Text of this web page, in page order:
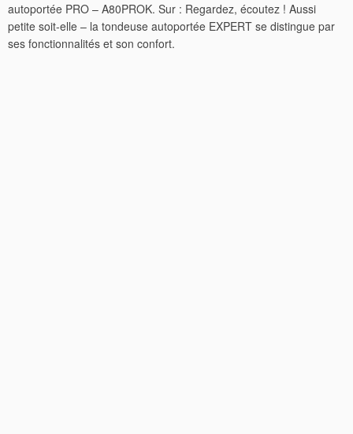
autoportée PRO – A80PROK. Sur : Regardez, écoutez ! Aussi
petite soit-elle – la tondeuse autoportée EXPERT se distingue par
ses fonctionnalités et son confort.